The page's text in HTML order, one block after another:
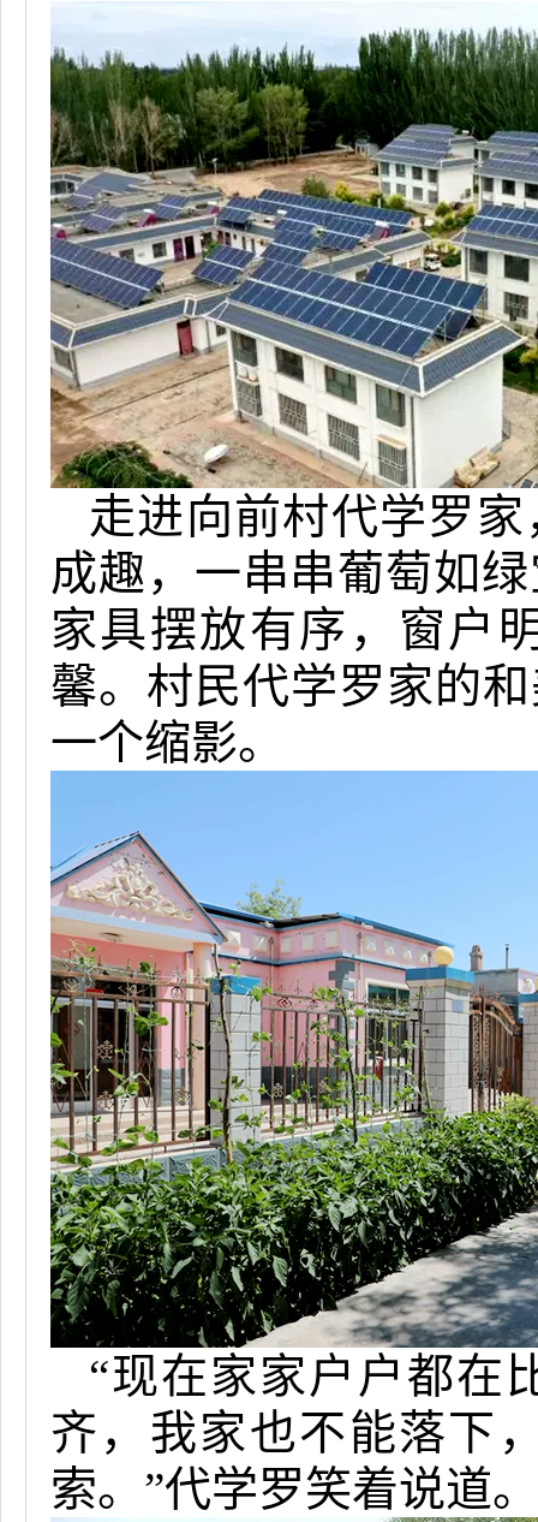
走进向前村代学罗家
成趣，一串串葡萄如
家具摆放有序，窗户
馨。村民代学罗家的
一个缩影。
“现在家家户户都在
齐，我家也不能落下
索。”代学罗笑着说道。